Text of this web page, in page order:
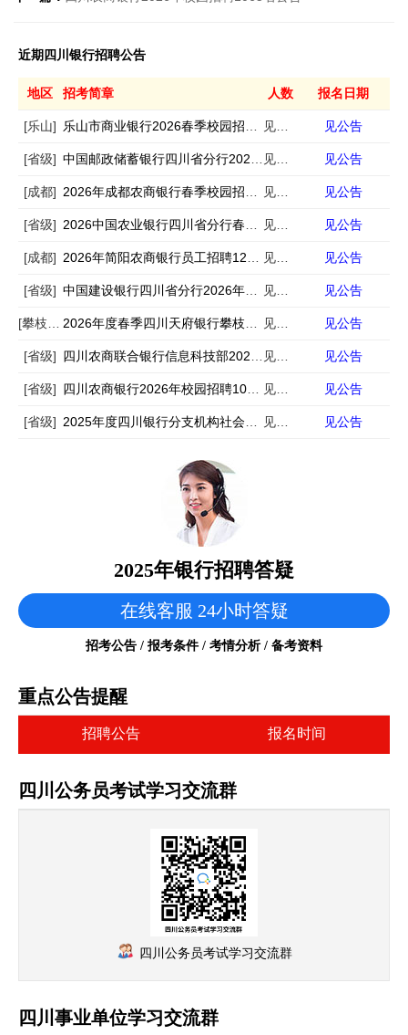
近期四川银行招聘公告
地区 招考简章 人数 报名日期
[乐山] 乐山市商业银行2026春季校园招聘公告 见公告 见公告
[省级] 中国邮政储蓄银行四川省分行2026年社会招聘公告 见公告 见公告
[成都] 2026年成都农商银行春季校园招聘的公告 见公告 见公告
[省级] 2026中国农业银行四川省分行春季招聘292人 见公告 见公告
[成都] 2026年简阳农商银行员工招聘120名公告 见公告 见公告
[省级] 中国建设银行四川省分行2026年度消防安全岗社会招聘公告 见公告 见公告
[攀枝花] 2026年度春季四川天府银行攀枝花分行社会招聘公告 见公告 见公告
[省级] 四川农商联合银行信息科技部2026年校园招聘公告 见公告 见公告
[省级] 四川农商银行2026年校园招聘1065名公告 见公告 见公告
[省级] 2025年度四川银行分支机构社会招聘公告 见公告 见公告
2025年银行招聘答疑
在线客服 24小时答疑
招考公告 / 报考条件 / 考情分析 / 备考资料
重点公告提醒
招聘公告 报名时间
四川公务员考试学习交流群
四川公务员考试学习交流群
四川事业单位学习交流群